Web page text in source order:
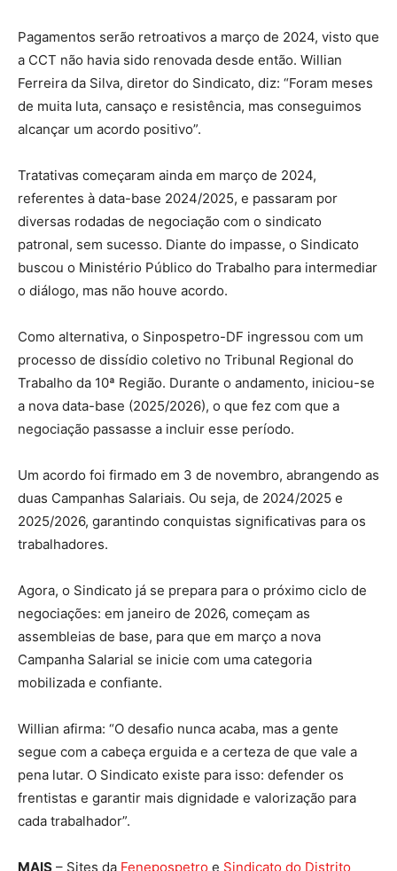
Pagamentos serão retroativos a março de 2024, visto que
a CCT não havia sido renovada desde então. Willian
Ferreira da Silva, diretor do Sindicato, diz: “Foram meses
de muita luta, cansaço e resistência, mas conseguimos
alcançar um acordo positivo”.
Tratativas começaram ainda em março de 2024,
referentes à data-base 2024/2025, e passaram por
diversas rodadas de negociação com o sindicato
patronal, sem sucesso. Diante do impasse, o Sindicato
buscou o Ministério Público do Trabalho para intermediar
o diálogo, mas não houve acordo.
Como alternativa, o Sinpospetro-DF ingressou com um
processo de dissídio coletivo no Tribunal Regional do
Trabalho da 10ª Região. Durante o andamento, iniciou-se
a nova data-base (2025/2026), o que fez com que a
negociação passasse a incluir esse período.
Um acordo foi firmado em 3 de novembro, abrangendo as
duas Campanhas Salariais. Ou seja, de 2024/2025 e
2025/2026, garantindo conquistas significativas para os
trabalhadores.
Agora, o Sindicato já se prepara para o próximo ciclo de
negociações: em janeiro de 2026, começam as
assembleias de base, para que em março a nova
Campanha Salarial se inicie com uma categoria
mobilizada e confiante.
Willian afirma: “O desafio nunca acaba, mas a gente
segue com a cabeça erguida e a certeza de que vale a
pena lutar. O Sindicato existe para isso: defender os
frentistas e garantir mais dignidade e valorização para
cada trabalhador”.
MAIS – Sites da Fenepospetro e Sindicato do Distrito